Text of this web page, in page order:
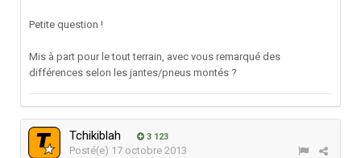
Petite question !
Mis à part pour le tout terrain, avec vous remarqué des
différences selon les jantes/pneus montés ?
Tchikiblah 3 123
Posté(e) 17 octobre 2013